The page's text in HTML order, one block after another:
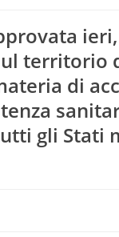
territorio
di
gli Stati